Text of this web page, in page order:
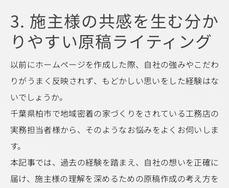
3. 施主様の共感を生む分か
りやすい原稿ライティング
以前にホームページを作成した際、自社の強みやこだわ
りがうまく反映されず、もどかしい思いをした経験はな
いでしょうか。
千葉県柏市で地域密着の家づくりをされている工務店の
実務担当者様から、そのようなお悩みをよくお伺いしま
す。
本記事では、過去の経験を踏まえ、自社の想いを正確に
届け、施主様の理解を深めるための原稿作成の考え方を